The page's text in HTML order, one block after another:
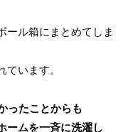
ール箱にまとめてしま
います。
ったことからも
ームを一斉に洗濯し